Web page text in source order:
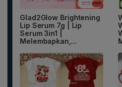
Glad2Glow Brightening
Lip Serum 7g | Lip
Serum 3in1 |
Melembapkan,...